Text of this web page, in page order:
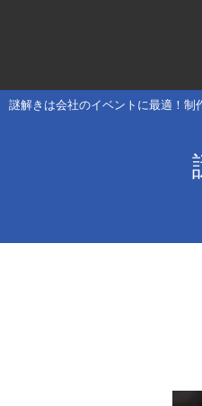
謎解きは会社のイベントに最適！制